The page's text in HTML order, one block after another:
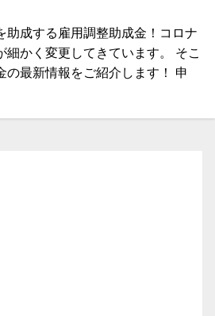
助成する雇用調整助成金！コロナ
細かく変更してきています。 そこ
の最新情報をご紹介します！ 申